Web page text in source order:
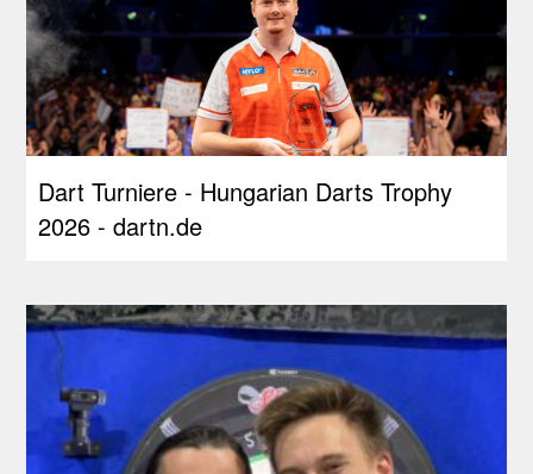
Dart Turniere - Hungarian Darts Trophy
2026 - dartn.de